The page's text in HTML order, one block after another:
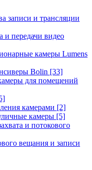
записи и трансляции
и передачи видео
камеры Lumens
Bolin [33]
для помещений
камерами [2]
камеры [5]
и потокового
вещания и записи